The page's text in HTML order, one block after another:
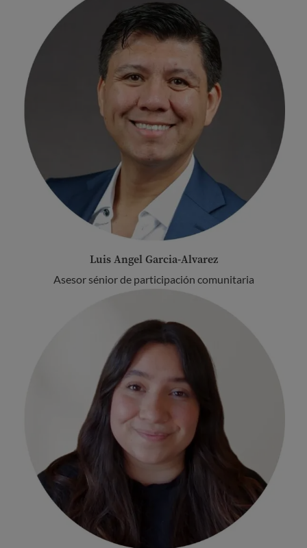
Luis Angel Garcia-Alvarez
Asesor sénior de participación comunitaria